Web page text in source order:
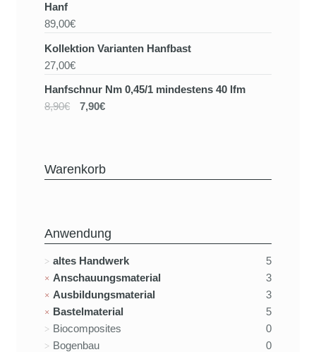
Hanf
89,00€
Kollektion Varianten Hanfbast
27,00€
Hanfschnur Nm 0,45/1 mindestens 40 lfm
8,90€
7,90€
Warenkorb
Anwendung
altes Handwerk
5
Anschauungsmaterial
3
Ausbildungsmaterial
3
Bastelmaterial
5
Biocomposites
0
Bogenbau
0